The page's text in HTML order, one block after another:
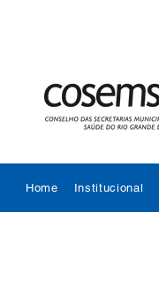
Home Institucional